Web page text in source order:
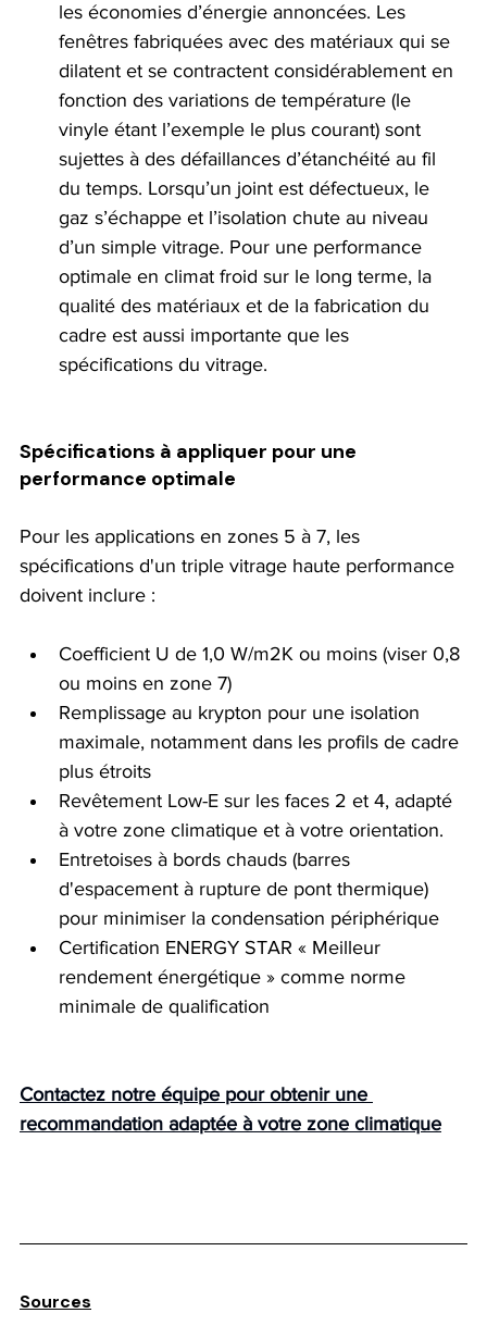
les économies d’énergie annoncées. Les
fenêtres fabriquées avec des matériaux qui se
dilatent et se contractent considérablement en
fonction des variations de température (le
vinyle étant l’exemple le plus courant) sont
sujettes à des défaillances d’étanchéité au fil
du temps. Lorsqu’un joint est défectueux, le
gaz s’échappe et l’isolation chute au niveau
d’un simple vitrage. Pour une performance
optimale en climat froid sur le long terme, la
qualité des matériaux et de la fabrication du
cadre est aussi importante que les
spécifications du vitrage.
Spécifications à appliquer pour une
performance optimale
Pour les applications en zones 5 à 7, les
spécifications d'un triple vitrage haute performance
doivent inclure :
Coefficient U de 1,0 W/m2K ou moins (viser 0,8
ou moins en zone 7)
Remplissage au krypton pour une isolation
maximale, notamment dans les profils de cadre
plus étroits
Revêtement Low-E sur les faces 2 et 4, adapté
à votre zone climatique et à votre orientation.
Entretoises à bords chauds (barres
d'espacement à rupture de pont thermique)
pour minimiser la condensation périphérique
Certification ENERGY STAR « Meilleur
rendement énergétique » comme norme
minimale de qualification
Contactez notre équipe pour obtenir une
recommandation adaptée à votre zone climatique
Sources